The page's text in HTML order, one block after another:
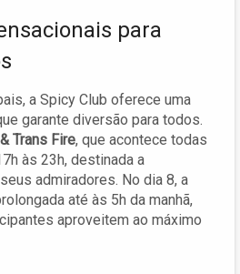
para
a Spicy Club oferece uma
garante diversão para todos.
Trans Fire, que acontece todas
às 23h, destinada a
admiradores. No dia 8, a
até às 5h da manhã,
aproveitem ao máximo